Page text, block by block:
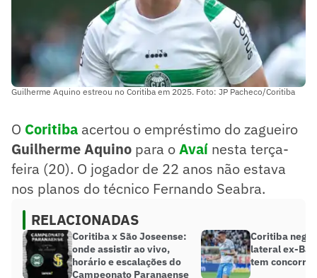
Guilherme Aquino estreou no Coritiba em 2025. Foto: JP Pacheco/Coritiba
O Coritiba acertou o empréstimo do zagueiro
Guilherme Aquino para oAvaí nesta terça-
feira (20). O jogador de 22 anos não estava
nos planos do técnico Fernando Seabra.
RELACIONADAS
Coritiba x São Joseense:
onde assistir ao vivo,
horário e escalações do
Campeonato Paranaense
Coritiba
lateral ex-
tem